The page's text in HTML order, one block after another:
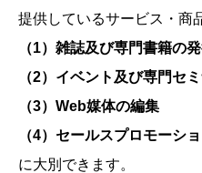
提供しているサービス・商
（1）雑誌及び専門書籍の
（2）イベント及び専門セ
（3）Web媒体の編集
（4）セールスプロモーシ
に大別できます。